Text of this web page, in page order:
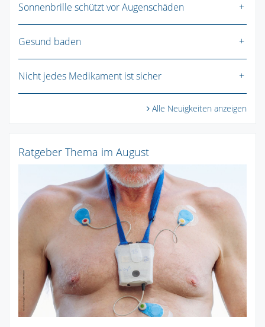
Sonnenbrille schützt vor Augenschäden
Gesund baden
Nicht jedes Medikament ist sicher
Alle Neuigkeiten anzeigen
Ratgeber Thema im August